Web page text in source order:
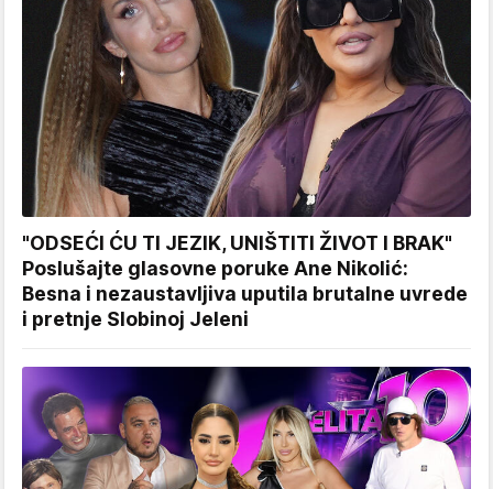
"ODSEĆI ĆU TI JEZIK, UNIŠTITI ŽIVOT I BRAK"
Poslušajte glasovne poruke Ane Nikolić:
Besna i nezaustavljiva uputila brutalne uvrede
i pretnje Slobinoj Jeleni